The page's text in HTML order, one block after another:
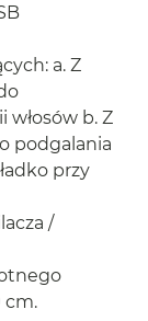
a. Z
b. Z
podgalania
przy
/
cm.